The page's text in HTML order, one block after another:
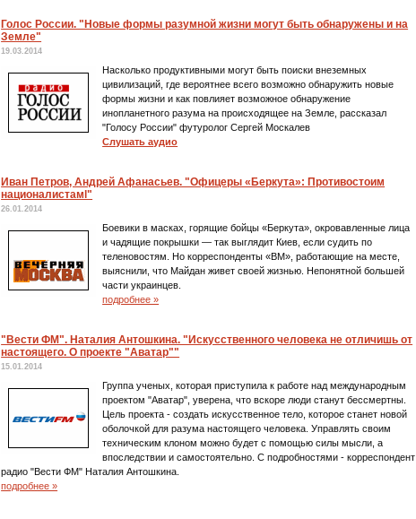
Голос России. "Новые формы разумной жизни могут быть обнаружены и на
Земле"
19.03.2014
Насколько продуктивными могут быть поиски внеземных
цивилизаций, где вероятнее всего возможно обнаружить новые
формы жизни и как повлияет возможное обнаружение
инопланетного разума на происходящее на Земле, рассказал
"Голосу России" футуролог Сергей Москалев
Слушать аудио
Иван Петров, Андрей Афанасьев. "Офицеры «Беркута»: Противостоим
националистамl"
26.01.2014
Боевики в масках, горящие бойцы «Беркута», окровавленные лица
и чадящие покрышки — так выглядит Киев, если судить по
теленовостям. Но корреспонденты «ВМ», работающие на месте,
выяснили, что Майдан живет своей жизнью. Непонятной большей
части украинцев.
подробнее »
"Вести ФМ". Наталия Антошкина. "Искусственного человека не отличишь от
настоящего. О проекте "Аватар""
15.01.2014
Группа ученых, которая приступила к работе над международным
проектом "Аватар", уверена, что вскоре люди станут бессмертны.
Цель проекта - создать искусственное тело, которое станет новой
оболочкой для разума настоящего человека. Управлять своим
техническим клоном можно будет с помощью силы мысли, а
впоследствии и самостоятельно. С подробностями - корреспондент
радио "Вести ФМ" Наталия Антошкина.
подробнее »